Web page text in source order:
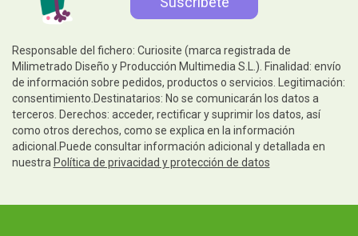
Responsable del fichero: Curiosite (marca registrada de
Milimetrado Diseño y Producción Multimedia S.L.). Finalidad: envío
de información sobre pedidos, productos o servicios. Legitimación:
consentimiento.Destinatarios: No se comunicarán los datos a
terceros. Derechos: acceder, rectificar y suprimir los datos, así
como otros derechos, como se explica en la información
adicional.Puede consultar información adicional y detallada en
nuestra Política de privacidad y protección de datos